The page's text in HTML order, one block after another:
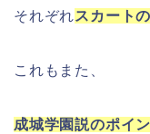
それぞれスカート
これもまた、
成城学園説のポイ